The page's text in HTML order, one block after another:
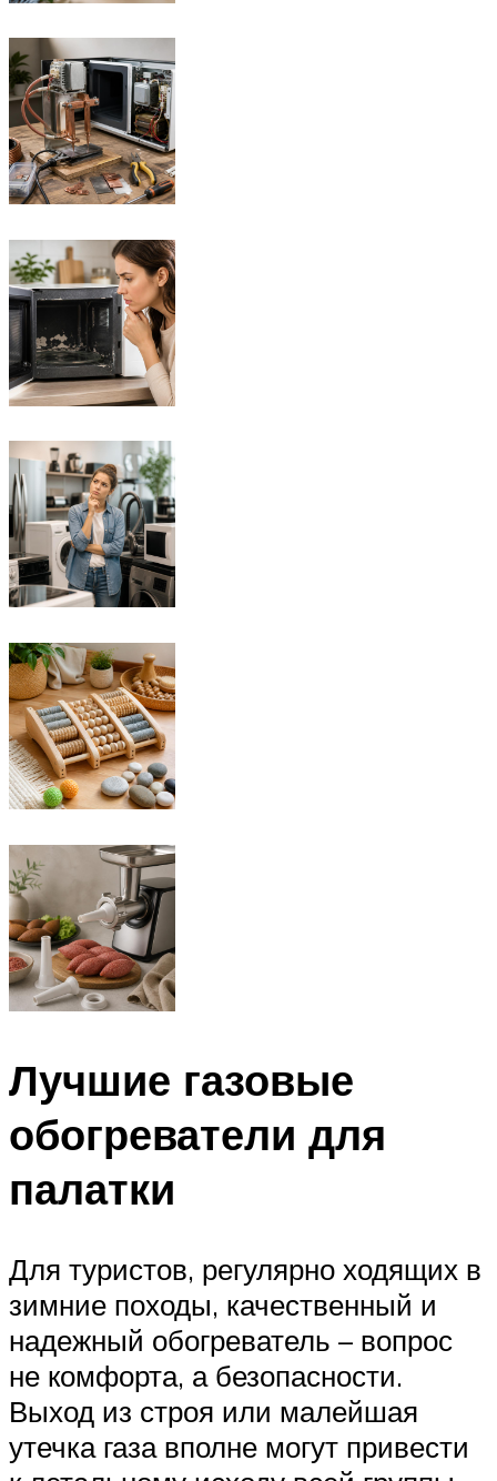
Лучшие газовые
обогреватели для
палатки
Для туристов, регулярно ходящих в
зимние походы, качественный и
надежный обогреватель – вопрос
не комфорта, а безопасности.
Выход из строя или малейшая
утечка газа вполне могут привести